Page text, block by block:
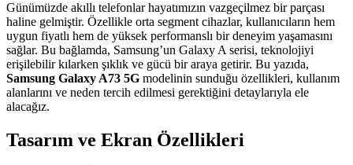
Günümüzde akıllı telefonlar hayatımızın vazgeçilmez bir parçası
haline gelmiştir. Özellikle orta segment cihazlar, kullanıcıların hem
uygun fiyatlı hem de yüksek performanslı bir deneyim yaşamasını
sağlar. Bu bağlamda, Samsung’un Galaxy A serisi, teknolojiyi
erişilebilir kılarken şıklık ve gücü bir araya getirir. Bu yazıda,
Samsung Galaxy A73 5G modelinin sunduğu özellikleri, kullanım
alanlarını ve neden tercih edilmesi gerektiğini detaylarıyla ele
alacağız.
Tasarım ve Ekran Özellikleri